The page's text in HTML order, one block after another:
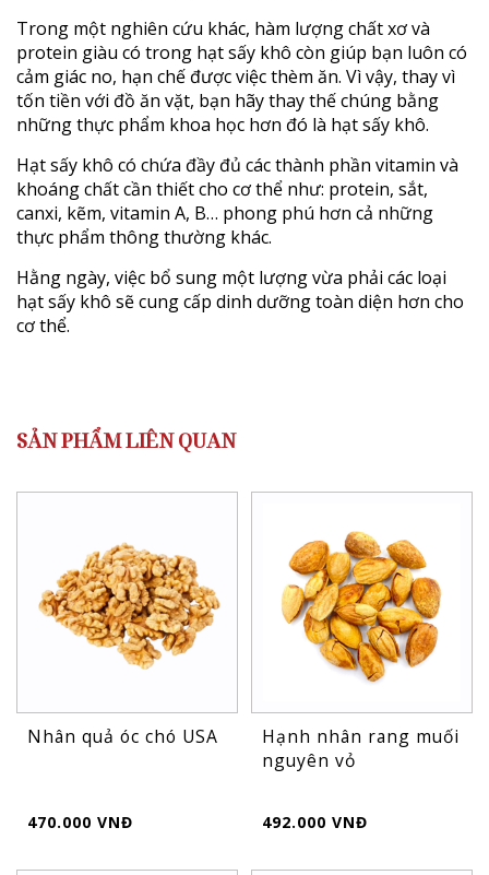
Trong một nghiên cứu khác, hàm lượng chất xơ và
protein giàu có trong hạt sấy khô còn giúp bạn luôn có
cảm giác no, hạn chế được việc thèm ăn. Vì vậy, thay vì
tốn tiền với đồ ăn vặt, bạn hãy thay thế chúng bằng
những thực phẩm khoa học hơn đó là hạt sấy khô.
Hạt sấy khô có chứa đầy đủ các thành phần vitamin và
khoáng chất cần thiết cho cơ thể như: protein, sắt,
canxi, kẽm, vitamin A, B… phong phú hơn cả những
thực phẩm thông thường khác.
Hằng ngày, việc bổ sung một lượng vừa phải các loại
hạt sấy khô sẽ cung cấp dinh dưỡng toàn diện hơn cho
cơ thể.
SẢN PHẨM LIÊN QUAN
Nhân quả óc chó USA
470.000 VNĐ
Hạnh nhân rang muối
nguyên vỏ
492.000 VNĐ